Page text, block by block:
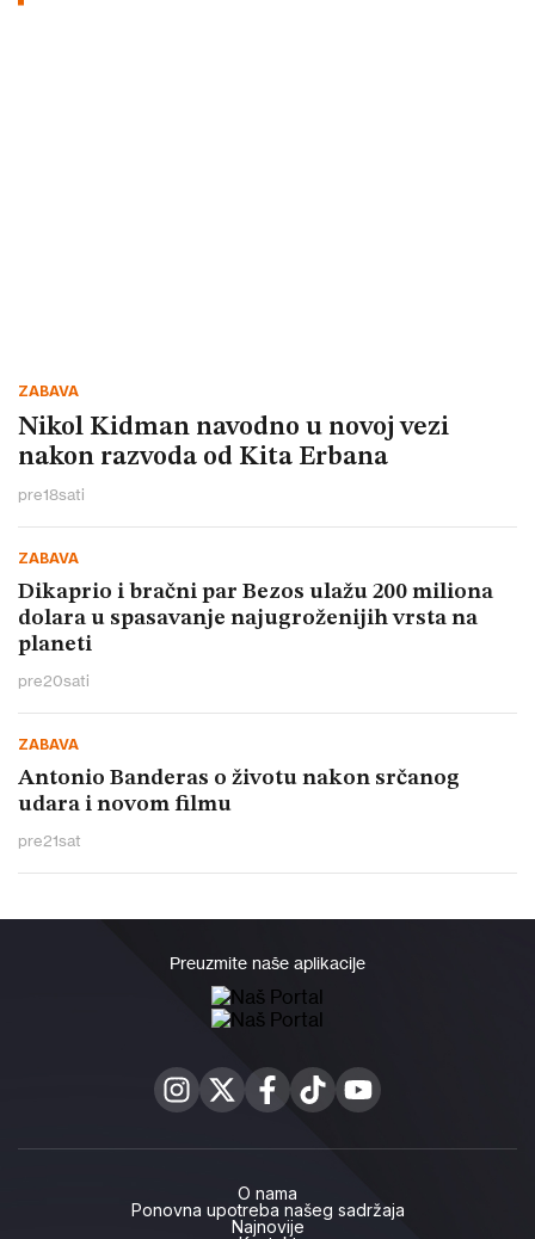
ZABAVA
Nikol Kidman navodno u novoj vezi
nakon razvoda od Kita Erbana
pre18sati
ZABAVA
Dikaprio i bračni par Bezos ulažu 200 miliona
dolara u spasavanje najugroženijih vrsta na
planeti
pre20sati
ZABAVA
Antonio Banderas o životu nakon srčanog
udara i novom filmu
pre21sat
Preuzmite naše aplikacije
O nama
Ponovna upotreba našeg sadržaja
Najnovije